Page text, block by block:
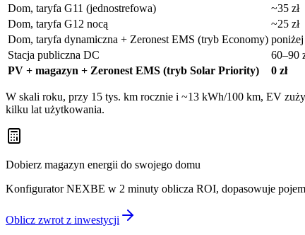
Dom, taryfa G11 (jednostrefowa)
~35 zł
Dom, taryfa G12 nocą
~25 zł
Dom, taryfa dynamiczna + Zeronest EMS (tryb Economy)
Stacja publiczna DC
60–90
PV + magazyn + Zeronest EMS (tryb Solar Priority)
0 zł
W skali roku, przy 15 tys. km rocznie i ~13 kWh/100 km, EV
kilku lat użytkowania.
Dobierz magazyn energii do swojego domu
Konfigurator NEXBE w 2 minuty oblicza ROI, dopasowuje
Oblicz zwrot z inwestycji